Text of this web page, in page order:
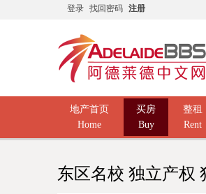
登录 找回密码 注册
地产首页
Home
买房
Buy
整租
Rent
东区名校 独立产权